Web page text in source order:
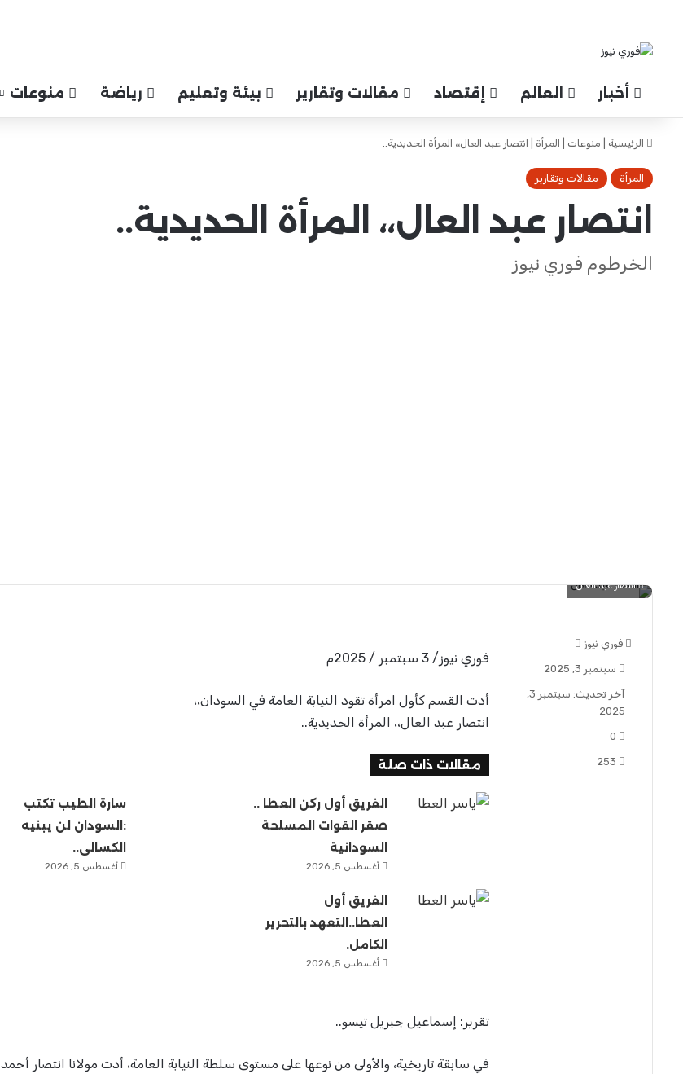
أخبار العالم إقتصاد مقالات وتقارير بيئة وتعليم رياضة منوعات
الرئيسية منوعات المرأة انتصار عبد العال،، المرأة الحديدية..
المرأة مقالات وتقارير
انتصار عبد العال،، المرأة الحديدية..
الخرطوم فوري نيوز
انتصار عبد العال
فوري نيوز/ 3 سبتمبر / 2025م
أدت القسم كأول امرأة تقود النيابة العامة في السودان،،
انتصار عبد العال،، المرأة الحديدية..
مقالات ذات صلة
الفريق أول ركن العطا ..
صقر القوات المسلحة
السودانية
أغسطس 5, 2026
سارة الطيب تكتب
:السودان لن يبنيه
الكسالى..
أغسطس 5, 2026
الفريق أول
العطا..التعهد بالتحرير
الكامل.
أغسطس 5, 2026
تقرير: إسماعيل جبريل تيسو..
في سابقة تاريخية، والأولى من نوعها على مستوى سلطة النيابة العامة، أدت مولانا انتصار أحمد
فوري نيوز
ل
سبتمبر 3, 2025
آخر تحديث: سبتمبر 3,
2025
0
253